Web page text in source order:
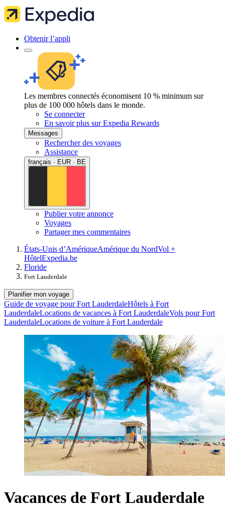
Obtenir l’appli
Les membres connectés économisent 10 % minimum sur
plus de 100 000 hôtels dans le monde.
Se connecter
En savoir plus sur Expedia Rewards
Messages
Rechercher des voyages
Assistance
français · EUR · BE
Publier votre annonce
Voyages
Partager mes commentaires
États-Unis d’AmériqueAmérique du NordVol +
HôtelExpedia.be
Floride
Fort Lauderdale
Planifier mon voyage
Guide de voyage pour Fort LauderdaleHôtels à Fort
LauderdaleLocations de vacances à Fort LauderdaleVols pour Fort
LauderdaleLocations de voiture à Fort Lauderdale
Vacances de Fort Lauderdale